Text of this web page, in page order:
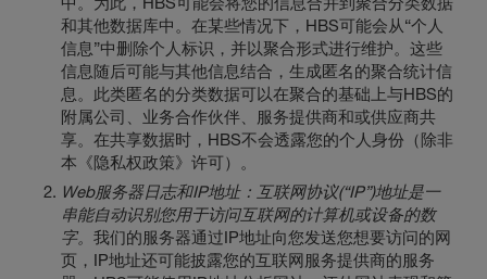
和其他数据库中。在某些情况下，HBS可能会从“个人
信息”中删除个人标识，并以聚合形式进行维护。这些
信息随后可能与其他信息结合，生成匿名的聚合统计信
息。此类匿名的分类数据可以在聚合的基础上与HBS的
附属公司、业务合作伙伴、服务提供商和或供应商共
享。在共享数据时，HBS不会透露您的个人身份（除非
本《隐私权政策》许可）。
Web服务器日志和IP地址：互联网协议(“IP”)地址是一
串能自动识别您用于访问互联网的计算机或设备的数
字。 我们的服务器通过IP地址向您发送您想要访问的网
页，IP地址还可能披露您的互联网服务提供商的服务